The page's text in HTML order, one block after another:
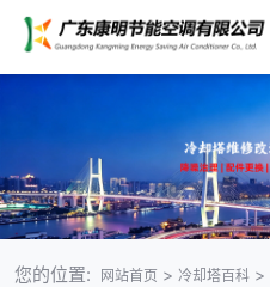
您的位置: 网站首页 > 冷却塔百科>